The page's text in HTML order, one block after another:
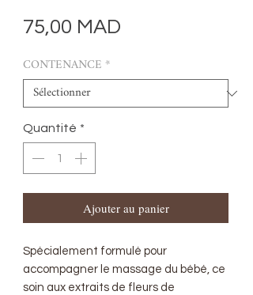
75,00 MAD
CONTENANCE*
Quantité *
Ajouter au panier
Spécialement formulé pour
accompagner le massage du bébé, ce
soin aux extraits de fleurs de